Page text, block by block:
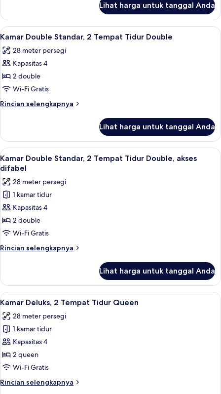
Queen
Kamar
Standar,
1
Tidur
Queen
Lihat harga untuk tanggal Anda
Lihat
semua
foto
untuk
Kamar
Double
Standar,
2
Tidur
Double
Kamar Double Standar, 2 Tempat
19
Kamar Double Standar, 2 Tempat Tidur Double
28 meter persegi
Kapasitas 4
2 double
Wi-Fi Gratis
Rincian selengkapnya
Rincian
Kamar
Double
Standar,
2
Tidur
Double
Lihat harga untuk tanggal Anda
Lihat
semua
foto
untuk
Kamar
Double
Standar,
2
Tempat
Tidur
akses
difabel
Kamar Double Standar, 2 Tempat
18
Kamar Double Standar, 2 Tempat Tidur Double, akses
difabel
28 meter persegi
1 kamar tidur
Kapasitas 4
2 double
Wi-Fi Gratis
Rincian selengkapnya
Rincian
Kamar
Double
Standar,
Tempat
Tidur
Double,
akses
difabel
Lihat harga untuk tanggal Anda
Lihat
semua
foto
untuk
Kamar
Deluks,
2
Tidur
Kamar Deluks, 2 Tempat Tidur
20
Kamar Deluks, 2 Tempat Tidur Queen
28 meter persegi
1 kamar tidur
Kapasitas 4
2 queen
Wi-Fi Gratis
Rincian selengkapnya
Rincian